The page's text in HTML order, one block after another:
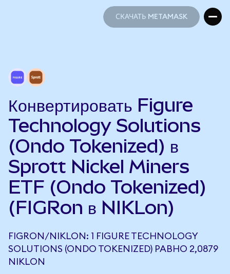
СКАЧАТЬ METAMASK
Конвертировать Figure
Technology Solutions
(Ondo Tokenized) в
Sprott Nickel Miners
ETF (Ondo Tokenized)
(FIGRon в NIKLon)
FIGRON/NIKLON: 1 FIGURE TECHNOLOGY
SOLUTIONS (ONDO TOKENIZED) РАВНО 2,0879
NIKLON